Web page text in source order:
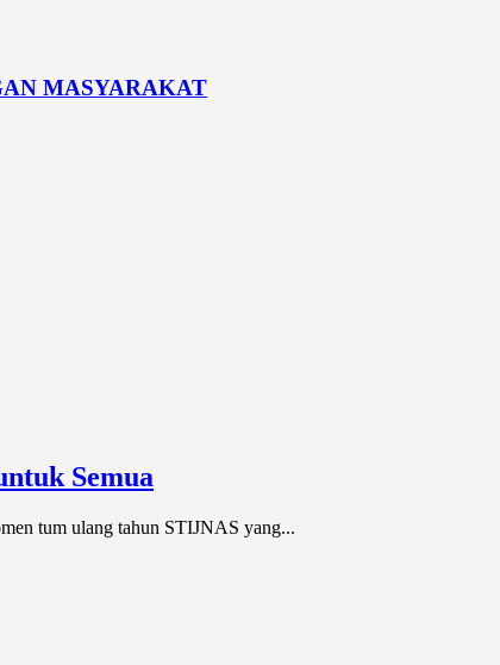
MASYARAKAT
Semua
tum ulang tahun STIJNAS yang...